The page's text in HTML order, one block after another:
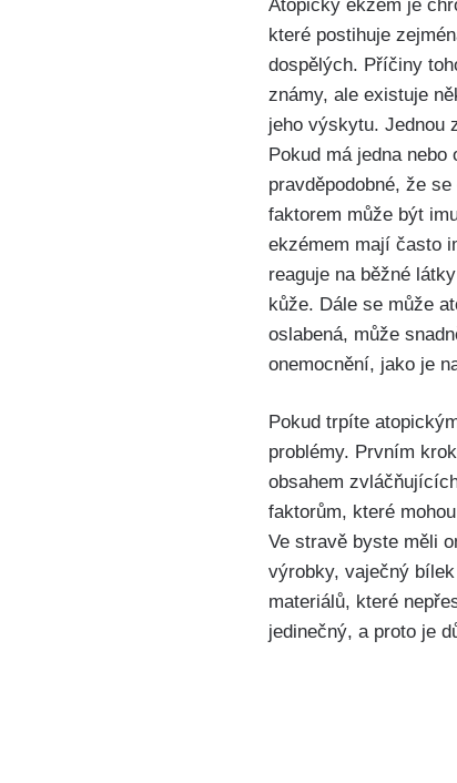
Atopický ekzém je
které postihuje
dospělých. Příčiny
známy, ale existuje
jeho výskytu. Jednou⁤
‍Pokud ⁢má jedna
pravděpodobné, že
faktorem může být
ekzémem ‍mají často
reaguje na⁣ běžné‍
kůže. Dále se může⁤
oslabená, může
onemocnění, jako ‌je
Pokud⁣ trpíte
problémy. Prvním‌
obsahem
faktorům, ⁢které
Ve stravě byste měli
⁢výrobky, ⁢vaječný
materiálů, které​
jedinečný, a ⁣proto je⁤